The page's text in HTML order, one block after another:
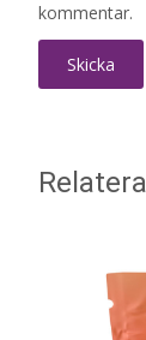
kommentar.